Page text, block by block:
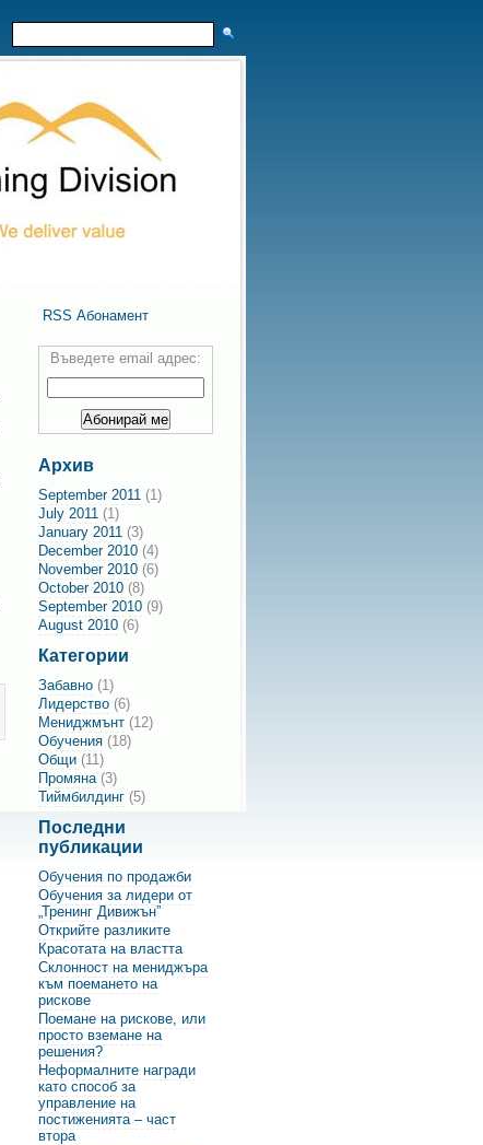
RSS Абонамент
Въведете email адрес:
Архив
September 2011 (1)
July 2011 (1)
January 2011 (3)
December 2010 (4)
November 2010 (6)
October 2010 (8)
September 2010 (9)
August 2010 (6)
Категории
Забавно (1)
Лидерство (6)
Мениджмънт (12)
Обучения (18)
Общи (11)
Промяна(3)
Тиймбилдинг (5)
Последни
публикации
Обучения по продажби
Обучения за лидери от
„Тренинг Дивижън”
Открийте разликите
Красотата на властта
Склонност на мениджъра
към поемането на
рискове
Поемане на рискове, или
просто вземане на
решения?
Неформалните награди
като способ за
управление на
постиженията – част
втора